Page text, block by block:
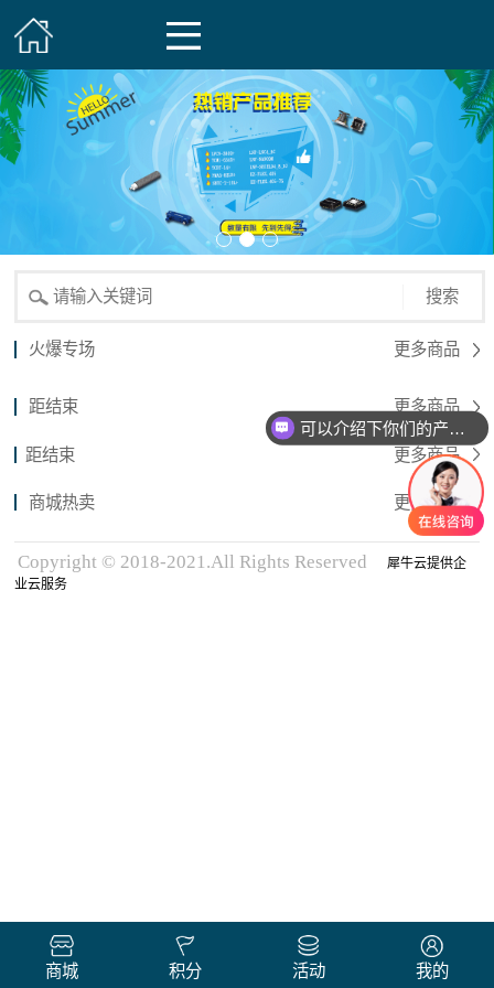
搜索
火爆专场 更多商品
距结束 更多商品
距结束 更多商品
商城热卖 更多商品
Copyright © 2018-2021.All Rights Reserved
犀牛云提供企
业云服务
商城 积分 活动 我的